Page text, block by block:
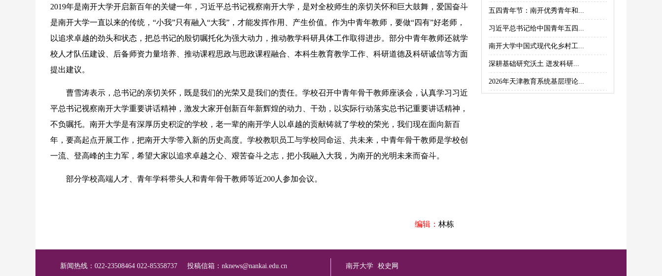
2019年是南开大学开启新百年的关键一年，习近平总书记视察南开大学，是对全校师生的亲切关怀和巨大鼓舞，爱国奋斗
是南开大学一直以来的传统，“小我”只有融入“大我”，才能发挥作用、产生价值。作为中青年教师，要做“四有”好老师，
以追求卓越的劲头和状态，把总书记的殷切嘱托化为强大动力，推动教学科研具体工作取得进步。部分中青年教师还就学
校人才队伍建设、后备师资力量培养、推动课程思政与思政课程融合、本科生教育教学工作、科研道德及科研诚信等方面
提出建议。
曹雪涛表示，总书记的亲切关怀，既是我们的光荣又是我们的责任。学校召开中青年骨干教师座谈会，认真学习习近
平总书记视察南开大学重要讲话精神，激发大家开创新百年新辉煌的动力、干劲，以实际行动落实总书记重要讲话精神，
不负嘱托。南开大学是有深厚历史积淀的学校，老一辈的南开学人以卓越的贡献铸就了学校的荣光，我们现在面向新百
年，要高起点开展工作，把南开大学带入新的历史高度。学校教职员工与学校同命运、共未来，中青年骨干教师是学校创
一流、登高峰的主力军，希望大家以追求卓越之心、艰苦奋斗之志，把小我融入大我，为南开的光明未来而奋斗。
部分学校高端人才、青年学科带头人和青年骨干教师等近200人参加会议。
编辑： 林栋
五四青年节：南开优秀青年和...
习近平总书记给中国青年五四...
南开大学中国式现代化乡村工...
深耕基础研究沃土 迸发科研...
2026年天津教育系统基层理论...
新闻热线：022-23508464 022-85358737 投稿信箱： nknews@nankai.edu.cn 南开大学 校史网